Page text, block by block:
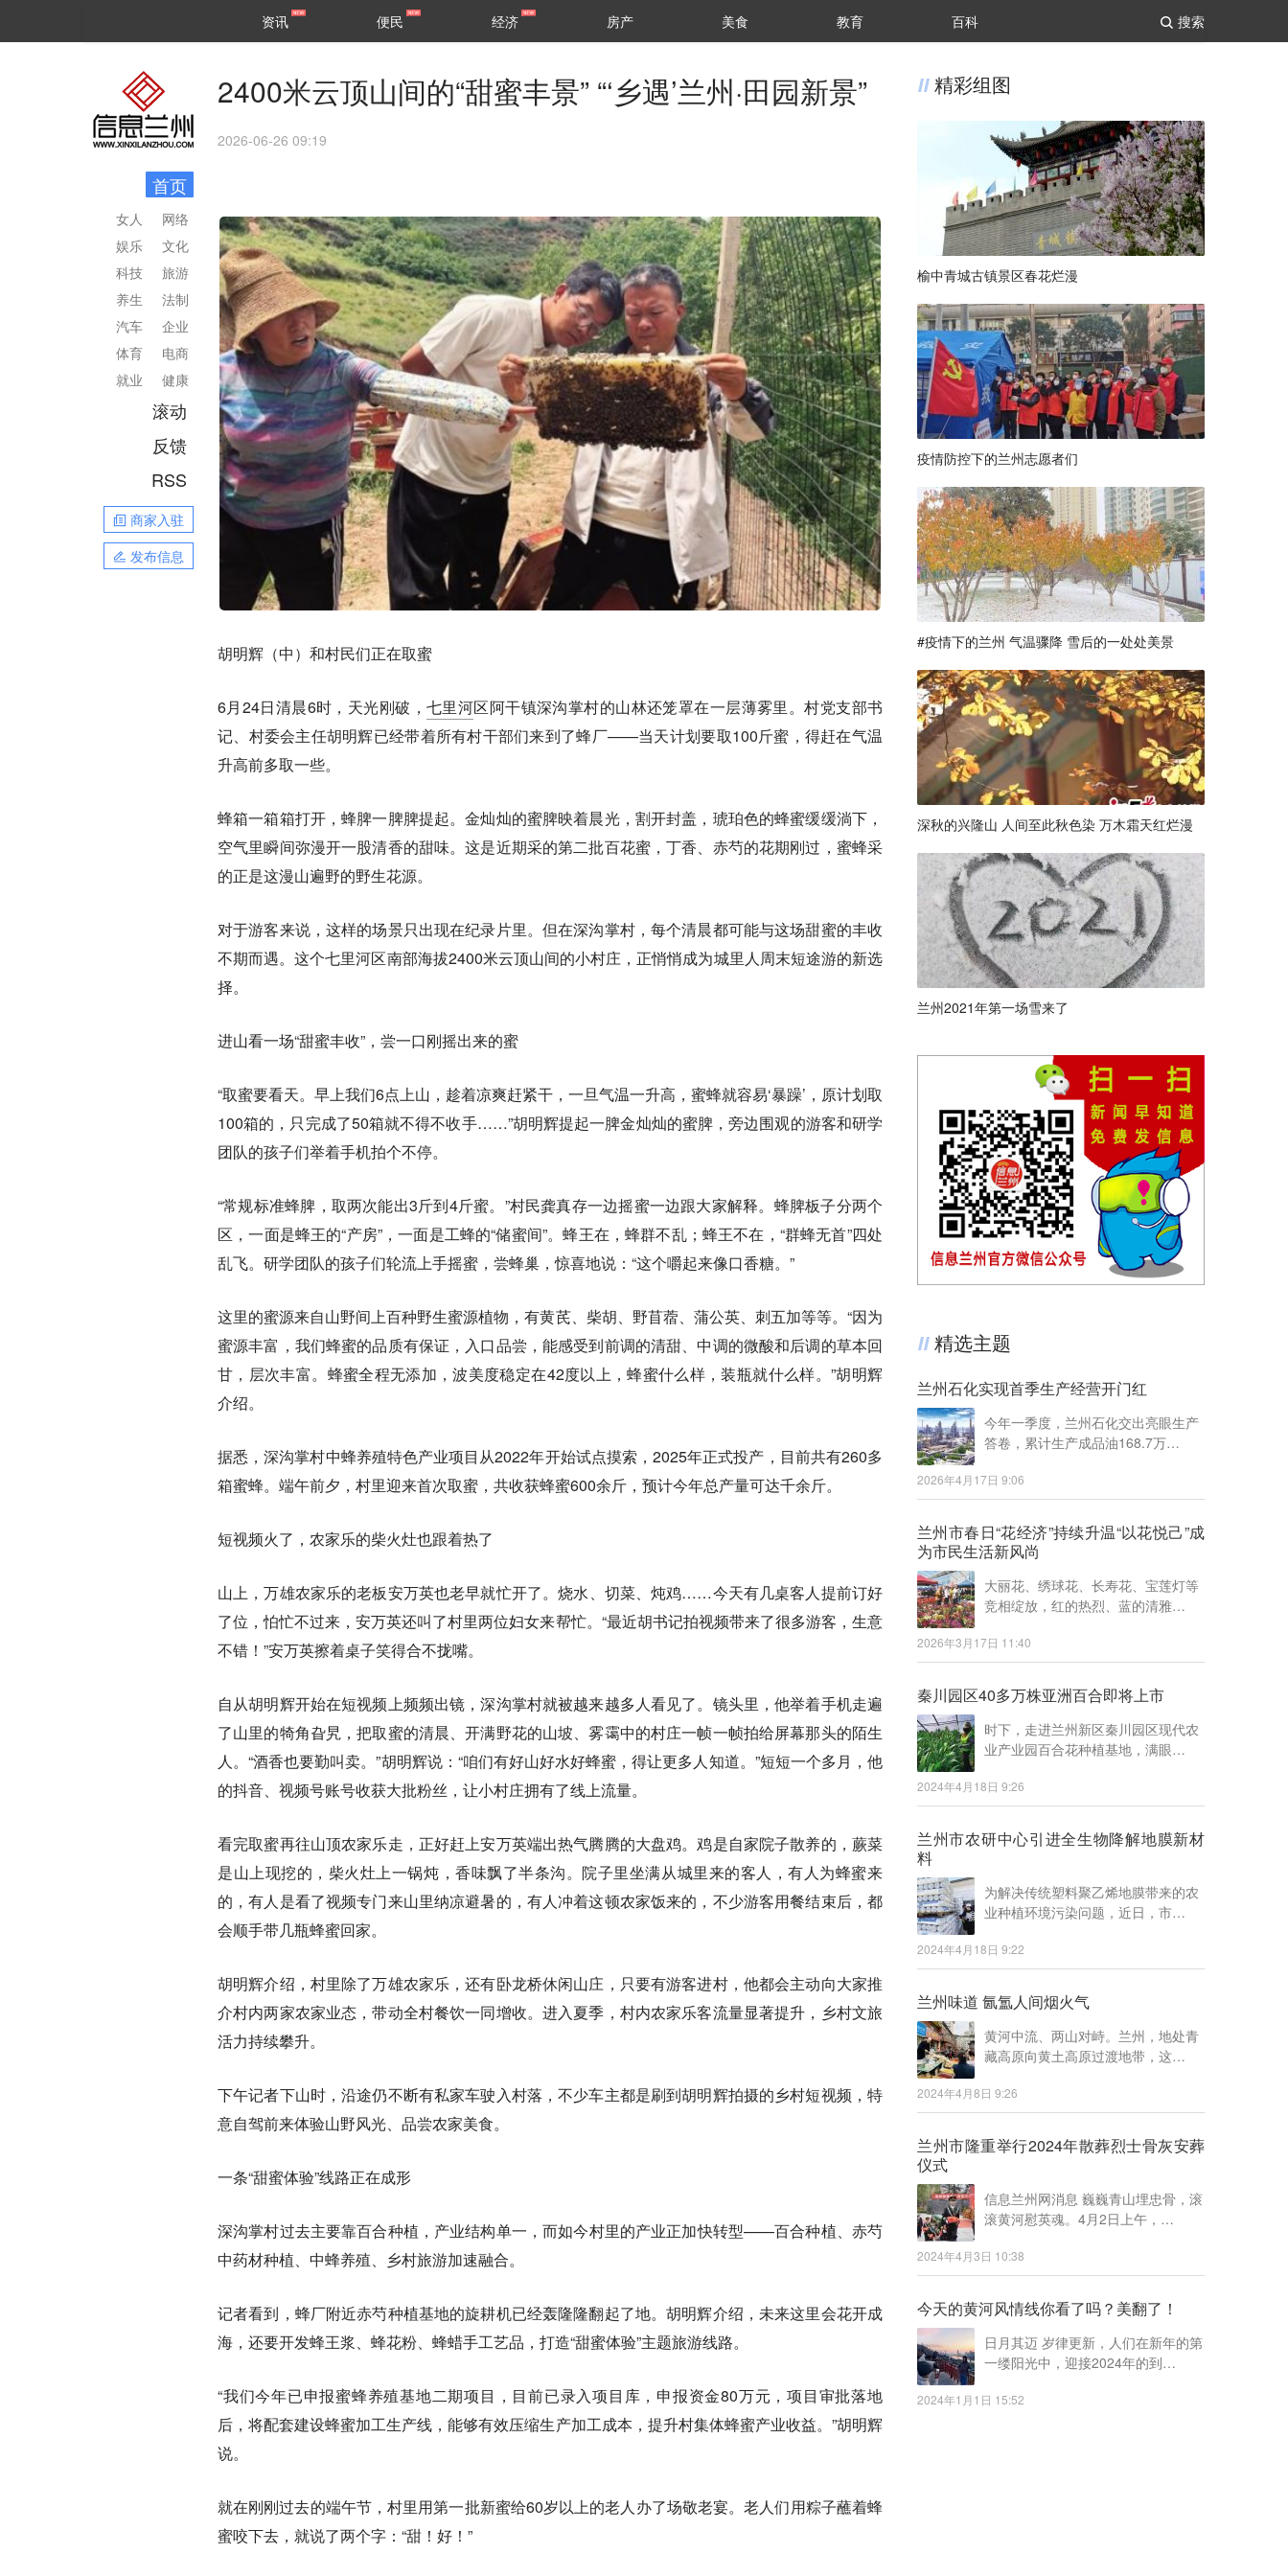
搜索
区县
资讯 便民 经济 房产 美食 教育 百科
首页
网络
文化
旅游
法制
企业
电商
健康
女人
娱乐
科技
养生
汽车
体育
就业
滚动
反馈
RSS
商家入驻
发布信息
2400米云顶山间的“甜蜜丰景” “‘乡遇’兰州·田园新景”
2026-06-26 09:19
胡明辉（中）和村民们正在取蜜
6月24日清晨6时，天光刚破， 七里河区阿干镇深沟掌村的山林还笼罩在一层薄雾里。村党支部书
记、村委会主任胡明辉已经带着所有村干部们来到了蜂厂——当天计划要取100斤蜜，得赶在气温
升高前多取一些。
蜂箱一箱箱打开，蜂脾一脾脾提起。金灿灿的蜜脾映着晨光，割开封盖，琥珀色的蜂蜜缓缓淌下，
空气里瞬间弥漫开一股清香的甜味。这是近期采的第二批百花蜜，丁香、赤芍的花期刚过，蜜蜂采
的正是这漫山遍野的野生花源。
对于游客来说，这样的场景只出现在纪录片里。但在深沟掌村，每个清晨都可能与这场甜蜜的丰收
不期而遇。这个七里河区南部海拔2400米云顶山间的小村庄，正悄悄成为城里人周末短途游的新选
择。
进山看一场“甜蜜丰收”，尝一口刚摇出来的蜜
“取蜜要看天。早上我们6点上山，趁着凉爽赶紧干，一旦气温一升高，蜜蜂就容易‘暴躁’，原计划取
100箱的，只完成了50箱就不得不收手……”胡明辉提起一脾金灿灿的蜜脾，旁边围观的游客和研学
团队的孩子们举着手机拍个不停。
“常规标准蜂脾，取两次能出3斤到4斤蜜。”村民龚真存一边摇蜜一边跟大家解释。蜂脾板子分两个
区，一面是蜂王的“产房”，一面是工蜂的“储蜜间”。蜂王在，蜂群不乱；蜂王不在，“群蜂无首”四处
乱飞。研学团队的孩子们轮流上手摇蜜，尝蜂巢，惊喜地说：“这个嚼起来像口香糖。”
这里的蜜源来自山野间上百种野生蜜源植物，有黄芪、柴胡、野苜蓿、蒲公英、刺五加等等。“因为
蜜源丰富，我们蜂蜜的品质有保证，入口品尝，能感受到前调的清甜、中调的微酸和后调的草本回
甘，层次丰富。蜂蜜全程无添加，波美度稳定在42度以上，蜂蜜什么样，装瓶就什么样。”胡明辉
介绍。
据悉，深沟掌村中蜂养殖特色产业项目从2022年开始试点摸索，2025年正式投产，目前共有260多
箱蜜蜂。端午前夕，村里迎来首次取蜜，共收获蜂蜜600余斤，预计今年总产量可达千余斤。
短视频火了，农家乐的柴火灶也跟着热了
山上，万雄农家乐的老板安万英也老早就忙开了。烧水、切菜、炖鸡……今天有几桌客人提前订好
了位，怕忙不过来，安万英还叫了村里两位妇女来帮忙。“最近胡书记拍视频带来了很多游客，生意
不错！”安万英擦着桌子笑得合不拢嘴。
自从胡明辉开始在短视频上频频出镜，深沟掌村就被越来越多人看见了。镜头里，他举着手机走遍
了山里的犄角旮旯，把取蜜的清晨、开满野花的山坡、雾霭中的村庄一帧一帧拍给屏幕那头的陌生
人。“酒香也要勤叫卖。”胡明辉说：“咱们有好山好水好蜂蜜，得让更多人知道。”短短一个多月，他
的抖音、视频号账号收获大批粉丝，让小村庄拥有了线上流量。
看完取蜜再往山顶农家乐走，正好赶上安万英端出热气腾腾的大盘鸡。鸡是自家院子散养的，蕨菜
是山上现挖的，柴火灶上一锅炖，香味飘了半条沟。院子里坐满从城里来的客人，有人为蜂蜜来
的，有人是看了视频专门来山里纳凉避暑的，有人冲着这顿农家饭来的，不少游客用餐结束后，都
会顺手带几瓶蜂蜜回家。
胡明辉介绍，村里除了万雄农家乐，还有卧龙桥休闲山庄，只要有游客进村，他都会主动向大家推
介村内两家农家业态，带动全村餐饮一同增收。进入夏季，村内农家乐客流量显著提升，乡村文旅
活力持续攀升。
下午记者下山时，沿途仍不断有私家车驶入村落，不少车主都是刷到胡明辉拍摄的乡村短视频，特
意自驾前来体验山野风光、品尝农家美食。
一条“甜蜜体验”线路正在成形
深沟掌村过去主要靠百合种植，产业结构单一，而如今村里的产业正加快转型——百合种植、赤芍
中药材种植、中蜂养殖、乡村旅游加速融合。
记者看到，蜂厂附近赤芍种植基地的旋耕机已经轰隆隆翻起了地。胡明辉介绍，未来这里会花开成
海，还要开发蜂王浆、蜂花粉、蜂蜡手工艺品，打造“甜蜜体验”主题旅游线路。
“我们今年已申报蜜蜂养殖基地二期项目，目前已录入项目库，申报资金80万元，项目审批落地
后，将配套建设蜂蜜加工生产线，能够有效压缩生产加工成本，提升村集体蜂蜜产业收益。”胡明辉
说。
就在刚刚过去的端午节，村里用第一批新蜜给60岁以上的老人办了场敬老宴。老人们用粽子蘸着蜂
蜜咬下去，就说了两个字：“甜！好！”
精彩组图
榆中青城古镇景区春花烂漫
疫情防控下的兰州志愿者们
#疫情下的兰州 气温骤降 雪后的一处处美景
深秋的兴隆山 人间至此秋色染 万木霜天红烂漫
兰州2021年第一场雪来了
精选主题
兰州石化实现首季生产经营开门红
今年一季度，兰州石化交出亮眼生产
答卷，累计生产成品油168.7万…
2026年4月17日 9:06
兰州市春日“花经济”持续升温“以花悦己”成
为市民生活新风尚
大丽花、绣球花、长寿花、宝莲灯等
竞相绽放，红的热烈、蓝的清雅…
2026年3月17日 11:40
秦川园区40多万株亚洲百合即将上市
时下，走进兰州新区秦川园区现代农
业产业园百合花种植基地，满眼…
2024年4月18日 9:26
兰州市农研中心引进全生物降解地膜新材
料
为解决传统塑料聚乙烯地膜带来的农
业种植环境污染问题，近日，市…
2024年4月18日 9:22
兰州味道 氤氲人间烟火气
黄河中流、两山对峙。兰州，地处青
藏高原向黄土高原过渡地带，这…
2024年4月8日 9:26
兰州市隆重举行2024年散葬烈士骨灰安葬
仪式
信息兰州网消息 巍巍青山埋忠骨，滚
滚黄河慰英魂。4月2日上午，…
2024年4月3日 10:38
今天的黄河风情线你看了吗？美翻了！
日月其迈 岁律更新，人们在新年的第
一缕阳光中，迎接2024年的到…
2024年1月1日 15:52